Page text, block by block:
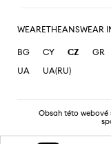
WEARETHEANSWEAR
BG CY CZ GR
UA
UA(RU)
Obsah této